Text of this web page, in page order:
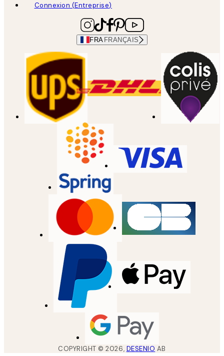
Connexion (Entreprise)
FRA FRANÇAIS
COPYRIGHT ©2026, DESENIO AB